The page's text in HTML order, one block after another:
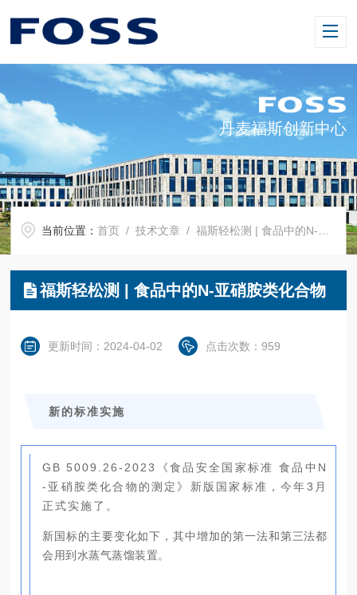
丹麦福斯创新中心
当前位置：首页 /技术文章 / 福斯轻松测 | 食品中的N-亚硝胺类化合物
福斯轻松测 | 食品中的N-亚硝胺类化合物
更新时间：2024-04-02 点击次数：959
新的标准实施
GB 5009.26-2023《食品安全国家标准 食品中N
-亚硝胺类化合物的测定》新版国家标准，今年3月
正式实施了。
新国标的主要变化如下，其中增加的第一法和第三法都
会用到水蒸气蒸馏装置。